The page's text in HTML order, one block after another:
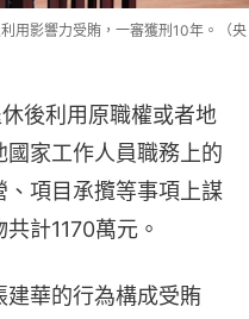
用影響力受賄，一審獲刑10年。（央
後利用原職權或者地
家工作人員職務上的
項目承攬等事項上謀
計1170萬元。
華的行為構成受賄